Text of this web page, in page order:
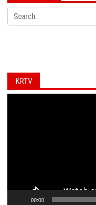
Search
KRTV
00:00